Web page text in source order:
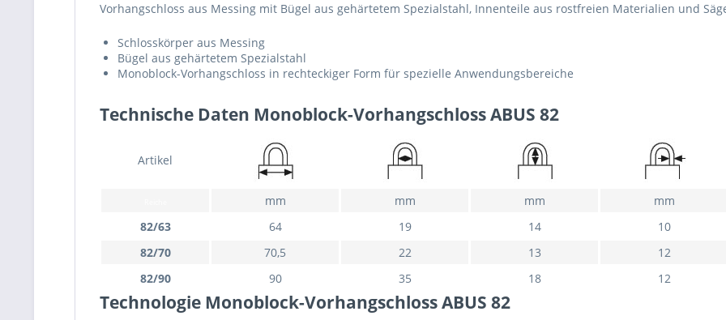
Vorhangschloss aus Messing mit Bügel aus gehärtetem Spezialstahl, Innenteile aus rostfreien Materialien und
Schlosskörper aus Messing
Bügel aus gehärtetem Spezialstahl
Monoblock-Vorhangschloss in rechteckiger Form für spezielle Anwendungsbereiche
Technische Daten Monoblock-Vorhangschloss ABUS 82
Artikel
mm mm mm mm
82/63
64 19 14 10
82/70
70,5 22 13 12
82/90
90 35 18 12
Technologie Monoblock-Vorhangschloss ABUS 82